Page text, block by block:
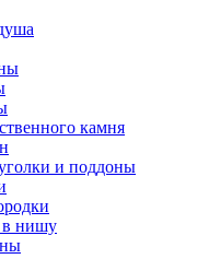
камня
и поддоны
в нишу